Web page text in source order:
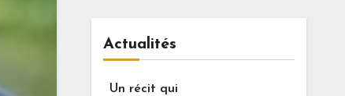
Actualités
Un récit qui